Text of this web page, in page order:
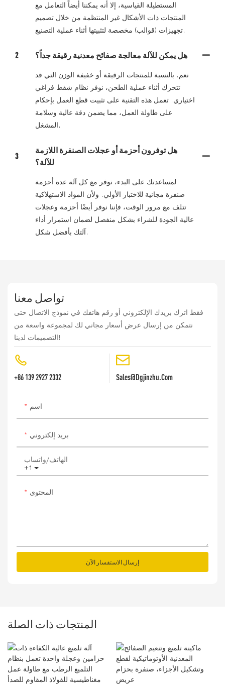
المستطيلة القياسية، إلا أنه يمكننا أيضاً التعامل مع
المنتجات ذات الأشكال غير المنتظمة من خلال تصميم
تجهيزات (قوالب) مخصصة لتثبيتها أثناء عملية التصنيع.
2 هل يمكن للآلة معالجة صفائح معدنية رقيقة جداً؟
نعم. بالنسبة للمنتجات الرقيقة أو خفيفة الوزن التي قد
تتحرك أثناء عملية الطحن، نوفر نظام شفط فراغي
اختياري. تعمل هذه التقنية على تثبيت قطع العمل بإحكام
على طاولة العمل، مما يضمن دقة عالية وسلامة
المشغل.
3
هل توفرون أحزمة أو عجلات الصنفرة اللازمة
للآلة؟
لمساعدتك على البدء، نوفر مع كل آلة عدة أحزمة
صنفرة مجانية للاختبار الأولي. ولأن المواد الاستهلاكية
تتلف مع مرور الوقت، فإننا نوفر أيضًا أحزمة وعجلات
عالية الجودة للشراء بشكل منفصل لضمان استمرار أداء
آلتك بأفضل شكل.
تواصل معنا
فقط اترك بريدك الإلكتروني أو رقم هاتفك في نموذج الاتصال حتى
نتمكن من إرسال عرض أسعار مجاني لك لمجموعة واسعة من
التصميمات لدينا!
+86 139 2927 2332 Sales@dgjinzhu.com
اسم
بريد إلكتروني
+1
الهاتف/واتساب
المحتوى
إرسال الاستفسار الآن
المنتجات ذات الصلة